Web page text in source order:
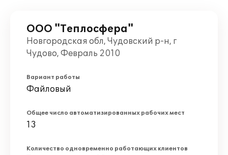
ООО "Теплосфера"
Новгородская обл, Чудовский р-н, г
Чудово, Февраль 2010
Вариант работы
Файловый
Общее число автоматизированных рабочих мест
13
Количество одновременно работающих клиентов